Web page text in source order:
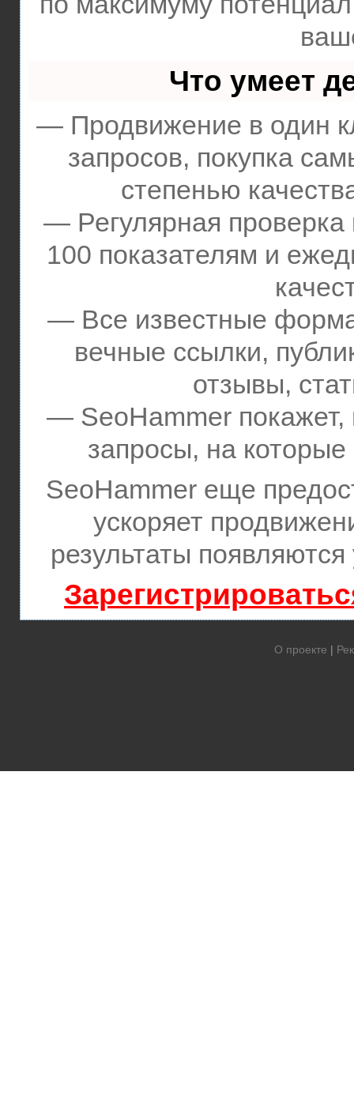
Что умеет
— Продвижение в один
запросов, покупка
степенью
— Регулярная проверка
100 показателям и
— Все известные
вечные ссылки,
отзывы,
— SeoHammer покажет,
запросы, на
SeoHammer еще
ускоряет
результаты
О проекте |